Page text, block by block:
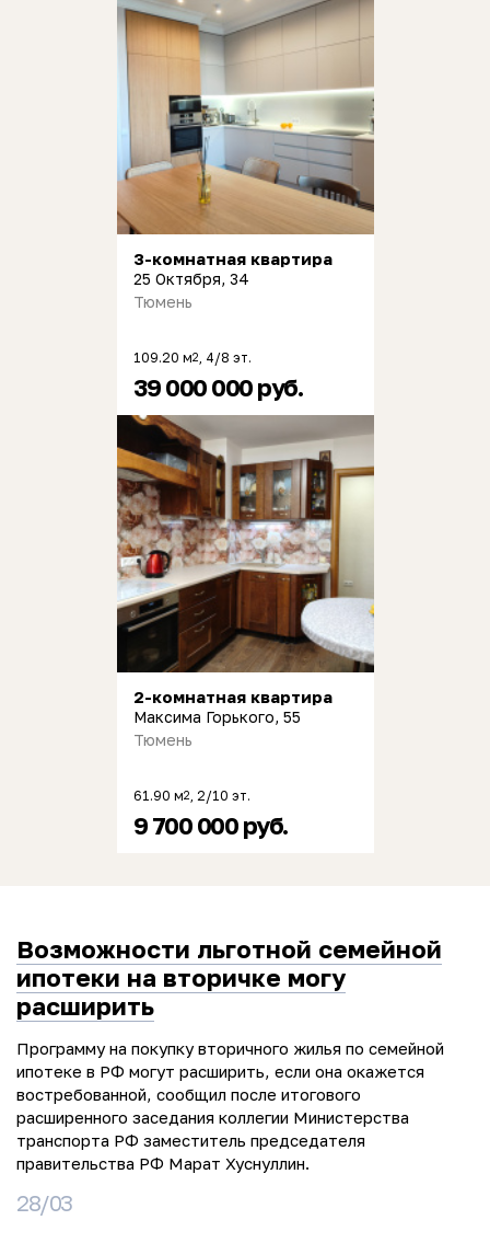
3-комнатная квартира
25 Октября, 34
Тюмень
109.20 м2 , 4/8 эт.
39 000 000 руб.
2-комнатная квартира
Максима Горького, 55
Тюмень
61.90 м2 , 2/10 эт.
9 700 000 руб.
Возможности льготной семейной
ипотеки на вторичке могу
расширить
Программу на покупку вторичного жилья по семейной
ипотеке в РФ могут расширить, если она окажется
востребованной, сообщил после итогового
расширенного заседания коллегии Министерства
транспорта РФ заместитель председателя
правительства РФ Марат Хуснуллин.
28/03